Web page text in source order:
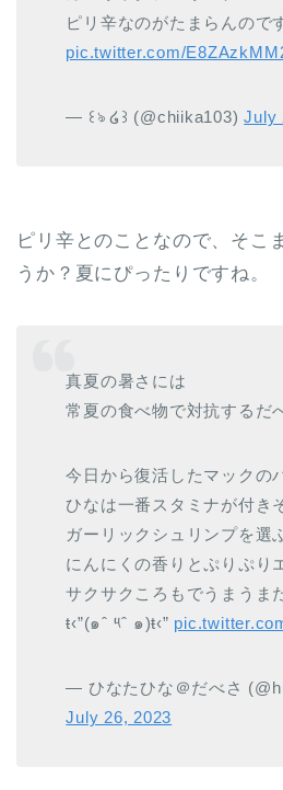
ピリ辛なのがたまらんので
pic.twitter.com/
— ꒰ঌ ໒꒱ (@chiika103)July
ピリ辛とのことなので、そこ
うか？夏にぴったりですね。
真夏の暑さには
常夏の食べ物で対抗するだ
今日から復活したマックの
ひなは一番スタミナが付き
ガーリックシュリンプを選
にんにくの香りとぷりぷり
サクサクころもでうまうま
ŧ‹”(๑ˆ ༥ˆ ๑)ŧ‹”
— ひなたひな＠だべさ
July 26, 2023